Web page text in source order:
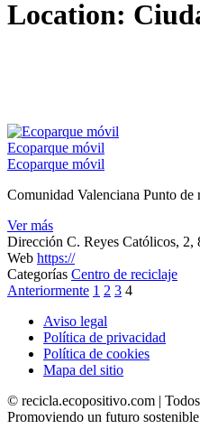
Location:
Ecoparque móvil
Ecoparque móvil
Comunidad Valenciana Punto de
Ver más
Dirección C. Reyes Católicos, 2,
Web https://
Categorías Centro de reciclaje
Navegación
los
puestos
Anteriormente 1 2 3 4
Aviso legal
Política de privacidad
Política de cookies
Mapa del sitio
© recicla.ecopositivo.com |
Promoviendo un futuro